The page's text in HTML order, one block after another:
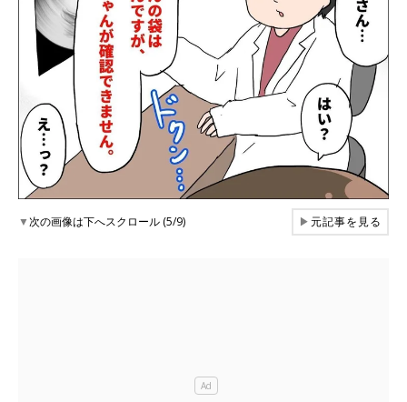
▼次の画像は下へスクロール (5/9) ▶元記事を見る